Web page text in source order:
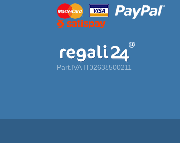
Part.IVA IT02638500211